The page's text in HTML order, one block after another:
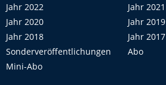
Jahr 2022
Jahr 2021
Jahr 2020
Jahr 2019
Jahr 2018
Jahr 2017
Sonderveröffentlichungen
Abo
Mini-Abo